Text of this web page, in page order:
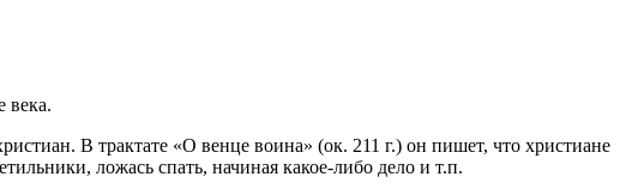
века.
В трактате «О венце воина» (ок. 211 г.) он пишет, что христиане
ложась спать, начиная какое-либо дело и т.п.